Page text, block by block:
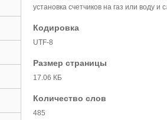
установка счетчиков на газ или воду и с
Кодировка
UTF-8
Размер страницы
17.06 КБ
Количество слов
485